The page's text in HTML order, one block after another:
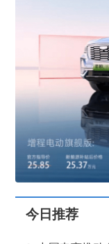
今日推荐